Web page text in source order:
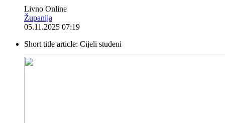
Livno Online
Županija
05.11.2025 07:19
Short title article: Cijeli studeni